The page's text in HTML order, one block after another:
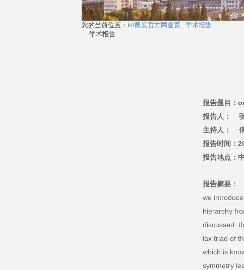
您的当前位置： k8凯发官方网首页
学术报告
学术报告
报告题目：
报告人：
主持人：
报告时间：
报告地点：
报告摘要：
we
hierarchy
discussed.
lax triad of
which is
symmetry